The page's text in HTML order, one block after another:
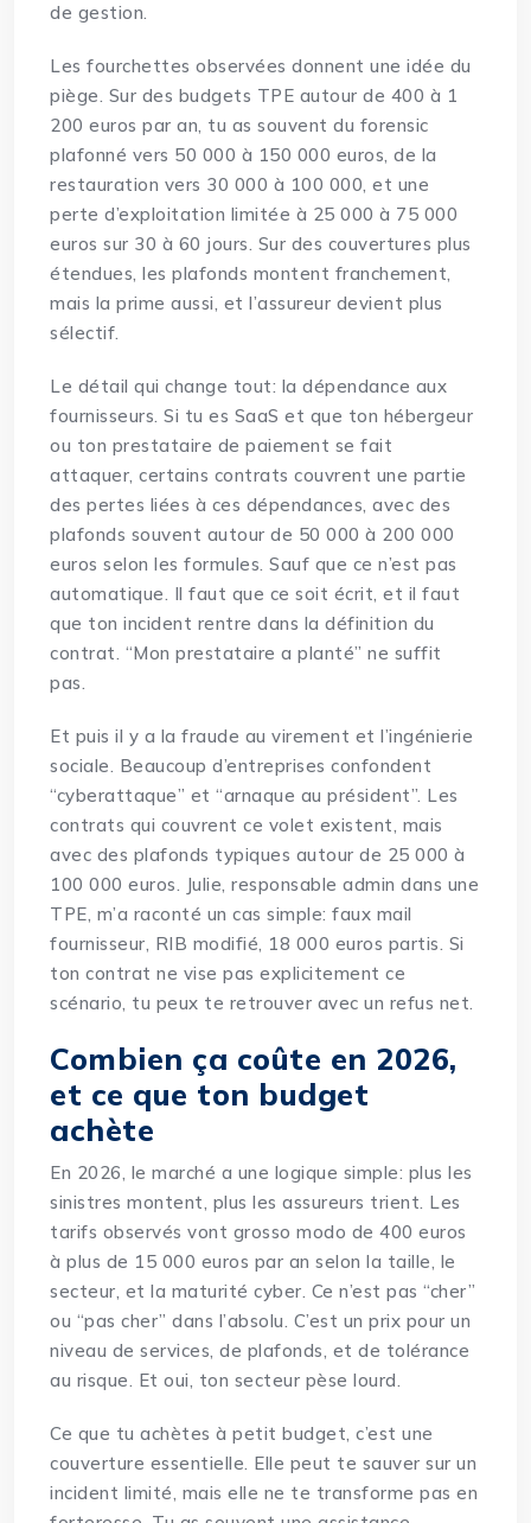
de gestion.
Les fourchettes observées donnent une idée du
piège. Sur des budgets TPE autour de 400 à 1
200 euros par an, tu as souvent du forensic
plafonné vers 50 000 à 150 000 euros, de la
restauration vers 30 000 à 100 000, et une
perte d’exploitation limitée à 25 000 à 75 000
euros sur 30 à 60 jours. Sur des couvertures plus
étendues, les plafonds montent franchement,
mais la prime aussi, et l’assureur devient plus
sélectif.
Le détail qui change tout: la dépendance aux
fournisseurs. Si tu es SaaS et que ton hébergeur
ou ton prestataire de paiement se fait
attaquer, certains contrats couvrent une partie
des pertes liées à ces dépendances, avec des
plafonds souvent autour de 50 000 à 200 000
euros selon les formules. Sauf que ce n’est pas
automatique. Il faut que ce soit écrit, et il faut
que ton incident rentre dans la définition du
contrat. “Mon prestataire a planté” ne suffit
pas.
Et puis il y a la fraude au virement et l’ingénierie
sociale. Beaucoup d’entreprises confondent
“cyberattaque” et “arnaque au président”. Les
contrats qui couvrent ce volet existent, mais
avec des plafonds typiques autour de 25 000 à
100 000 euros. Julie, responsable admin dans une
TPE, m’a raconté un cas simple: faux mail
fournisseur, RIB modifié, 18 000 euros partis. Si
ton contrat ne vise pas explicitement ce
scénario, tu peux te retrouver avec un refus net.
Combien ça coûte en 2026,
et ce que ton budget
achète
En 2026, le marché a une logique simple: plus les
sinistres montent, plus les assureurs trient. Les
tarifs observés vont grosso modo de 400 euros
à plus de 15 000 euros par an selon la taille, le
secteur, et la maturité cyber. Ce n’est pas “cher”
ou “pas cher” dans l’absolu. C’est un prix pour un
niveau de services, de plafonds, et de tolérance
au risque. Et oui, ton secteur pèse lourd.
Ce que tu achètes à petit budget, c’est une
couverture essentielle. Elle peut te sauver sur un
incident limité, mais elle ne te transforme pas en